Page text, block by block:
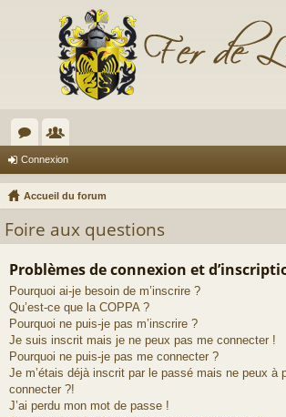
or
u
s
e
m
es
Connexion
Accueil du forum
Foire aux questions
Problèmes de connexion et
Pourquoi ai-je besoin de m’inscrire ?
Qu’est-ce que la COPPA ?
Pourquoi ne puis-je pas m’inscrire ?
Je suis inscrit mais je ne peux pas me connecter !
Pourquoi ne puis-je pas me connecter ?
Je m’étais déjà inscrit par le passé mais ne peux à
connecter ?!
J’ai perdu mon mot de passe !